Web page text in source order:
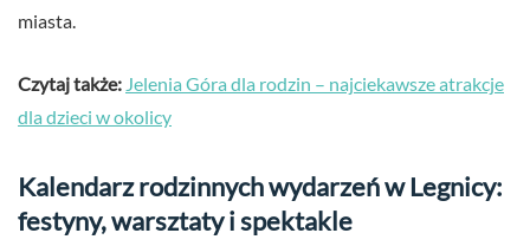
miasta.
Czytaj także: Jelenia Góra dla rodzin – najciekawsze atrakcje
dla dzieci w okolicy
Kalendarz rodzinnych wydarzeń w Legnicy:
festyny, warsztaty i spektakle